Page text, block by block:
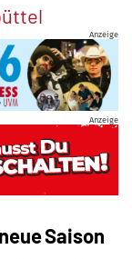
Anzeige
Anzeige
Saison